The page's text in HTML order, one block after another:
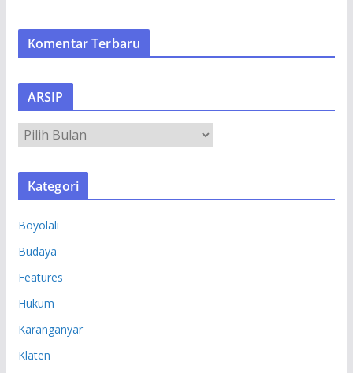
Komentar Terbaru
ARSIP
S
Kategori
Boyolali
Budaya
Features
Hukum
Karanganyar
Klaten